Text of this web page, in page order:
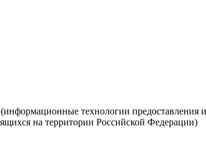
(информационные технологии предоставления
на территории Российской Федерации)